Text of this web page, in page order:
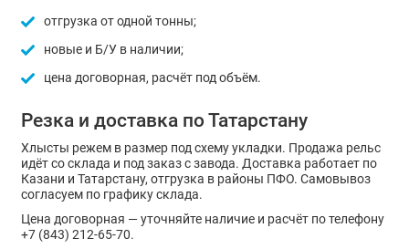
отгрузка от одной тонны;
новые и Б/У в наличии;
цена договорная, расчёт под объём.
Резка и доставка по Татарстану
Хлысты режем в размер под схему укладки. Продажа рельс
идёт со склада и под заказ с завода. Доставка работает по
Казани и Татарстану, отгрузка в районы ПФО. Самовывоз
согласуем по графику склада.
Цена договорная — уточняйте наличие и расчёт по телефону
+7 (843) 212-65-70.